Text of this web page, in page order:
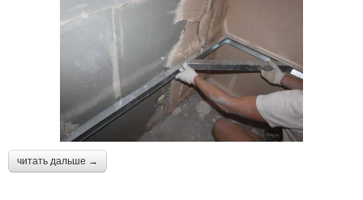
читать дальше →